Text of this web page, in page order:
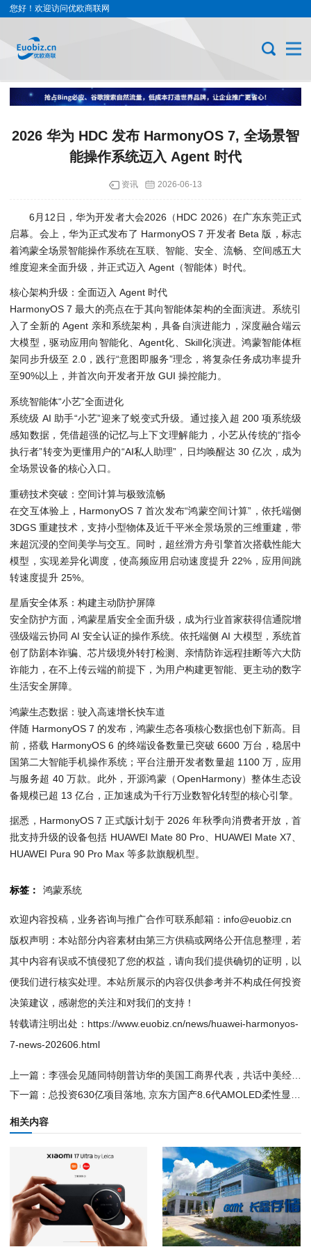
您好！欢迎访问优欧商联网
2026 华为 HDC 发布 HarmonyOS 7, 全场景智
能操作系统迈入 Agent 时代
资讯 2026-06-13
6月12日，华为开发者大会2026（HDC 2026）在广东东莞正式
启幕。会上，华为正式发布了 HarmonyOS 7 开发者 Beta 版，标志
着鸿蒙全场景智能操作系统在互联、智能、安全、流畅、空间感五大
维度迎来全面升级，并正式迈入 Agent（智能体）时代。
核心架构升级：全面迈入 Agent 时代
HarmonyOS 7 最大的亮点在于其向智能体架构的全面演进。系统引
入了全新的 Agent 亲和系统架构，具备自演进能力，深度融合端云
大模型，驱动应用向智能化、Agent化、Skill化演进。鸿蒙智能体框
架同步升级至 2.0，践行“意图即服务”理念，将复杂任务成功率提升
至90%以上，并首次向开发者开放 GUI 操控能力。
系统智能体“小艺”全面进化
系统级 AI 助手“小艺”迎来了蜕变式升级。通过接入超 200 项系统级
感知数据，凭借超强的记忆与上下文理解能力，小艺从传统的“指令
执行者”转变为更懂用户的“AI私人助理”，日均唤醒达 30 亿次，成为
全场景设备的核心入口。
重磅技术突破：空间计算与极致流畅
在交互体验上，HarmonyOS 7 首次发布“鸿蒙空间计算”，依托端侧
3DGS 重建技术，支持小型物体及近千平米全景场景的三维重建，带
来超沉浸的空间美学与交互。同时，超丝滑方舟引擎首次搭载性能大
模型，实现差异化调度，使高频应用启动速度提升 22%，应用间跳
转速度提升 25%。
星盾安全体系：构建主动防护屏障
安全防护方面，鸿蒙星盾安全全面升级，成为行业首家获得信通院增
强级端云协同 AI 安全认证的操作系统。依托端侧 AI 大模型，系统首
创了防剧本诈骗、芯片级境外转打检测、亲情防诈远程挂断等六大防
诈能力，在不上传云端的前提下，为用户构建更智能、更主动的数字
生活安全屏障。
鸿蒙生态数据：驶入高速增长快车道
伴随 HarmonyOS 7 的发布，鸿蒙生态各项核心数据也创下新高。目
前，搭载 HarmonyOS 6 的终端设备数量已突破 6600 万台，稳居中
国第二大智能手机操作系统；平台注册开发者数量超 1100 万，应用
与服务超 40 万款。此外，开源鸿蒙（OpenHarmony）整体生态设
备规模已超 13 亿台，正加速成为千行万业数智化转型的核心引擎。
据悉，HarmonyOS 7 正式版计划于 2026 年秋季向消费者开放，首
批支持升级的设备包括 HUAWEI Mate 80 Pro、HUAWEI Mate X7、
HUAWEI Pura 90 Pro Max 等多款旗舰机型。
标签： 鸿蒙系统
欢迎内容投稿，业务咨询与推广合作可联系邮箱：info@euobiz.cn
版权声明：本站部分内容素材由第三方供稿或网络公开信息整理，若
其中内容有误或不慎侵犯了您的权益，请向我们提供确切的证明，以
便我们进行核实处理。本站所展示的内容仅供参考并不构成任何投资
决策建议，感谢您的关注和对我们的支持！
转载请注明出处： https://www.euobiz.cn/news/huawei-harmonyos-
7-news-202606.html
上一篇： 李强会见随同特朗普访华的美国工商界代表，共话中美经贸合作
下一篇： 总投资630亿项目落地, 京东方国产8.6代AMOLED柔性显示屏量产
相关内容